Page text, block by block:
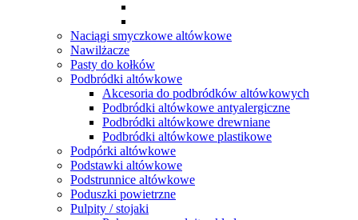
Naciągi smyczkowe altówkowe
Nawilżacze
Pasty do kołków
Podbródki altówkowe
Akcesoria do podbródków altówkowych
Podbródki altówkowe antyalergiczne
Podbródki altówkowe drewniane
Podbródki altówkowe plastikowe
Podpórki altówkowe
Podstawki altówkowe
Podstrunnice altówkowe
Poduszki powietrzne
Pulpity / stojaki